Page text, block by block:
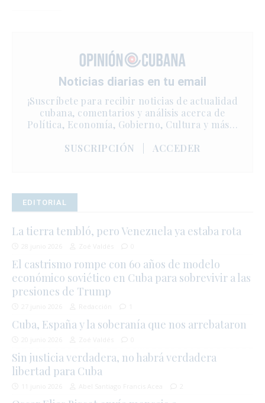
Noticias diarias en tu email
¡Suscríbete para recibir noticias de actualidad
cubana, comentarios y análisis acerca de
Política, Economía, Gobierno, Cultura y más…
SUSCRIPCIÓN
ACCEDER
EDITORIAL
La tierra tembló, pero Venezuela ya estaba rota
El castrismo rompe con 60 años de modelo
económico soviético en Cuba para sobrevivir a las
presiones de Trump
Cuba, España y la soberanía que nos arrebataron
Sin justicia verdadera, no habrá verdadera
libertad para Cuba